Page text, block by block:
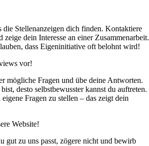
die Stellenanzeigen dich finden. Kontaktiere
dein Interesse an einer Zusammenarbeit.
dass Eigeninitiative oft belohnt wird!
vor!
mögliche Fragen und übe deine Antworten.
desto selbstbewusster kannst du auftreten.
Fragen zu stellen – das zeigt dein
Website!
gut zu uns passt, zögere nicht und bewirb